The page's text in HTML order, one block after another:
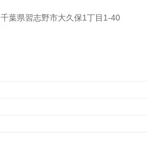
千葉県習志野市大久保1丁目1-40